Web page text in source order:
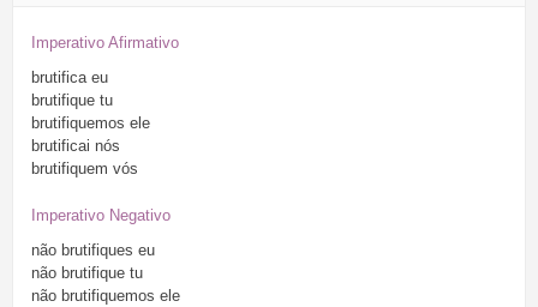
Imperativo Afirmativo
brutifica eu
brutifique tu
brutifiquemos ele
brutificai nós
brutifiquem vós
Imperativo Negativo
não brutifiques eu
não brutifique tu
não brutifiquemos ele